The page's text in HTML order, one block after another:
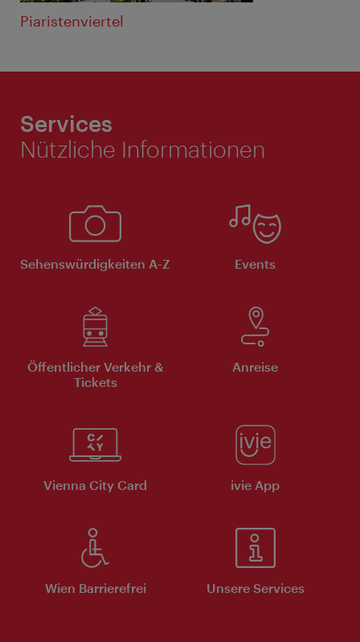
Piaristenviertel
Services
Nützliche Informationen
Sehenswürdigkeiten A-Z Events
Öffentlicher Verkehr &
Tickets
Anreise
Vienna City Card ivie App
Wien Barrierefrei Unsere Services